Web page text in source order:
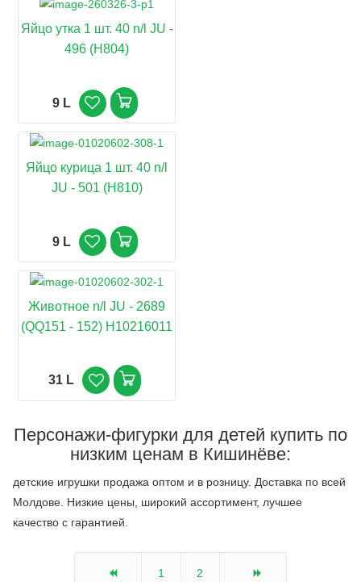
Яйцо утка 1 шт. 40 n/l JU -
496 (H804)
9 L
Яйцо курица 1 шт. 40 n/l
JU - 501 (H810)
9 L
Животное n/l JU - 2689
(QQ151 - 152) H10216011
31 L
Персонажи-фигурки для детей купить по
низким ценам в Кишинёве:
детские игрушки продажа оптом и в розницу. Доставка по всей
Молдове. Низкие цены, широкий ассортимент, лучшее
качество с гарантией.
1 2